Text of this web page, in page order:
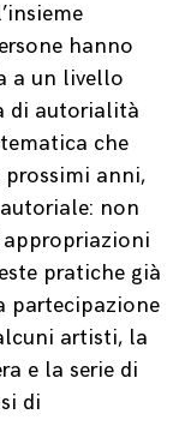
hanno
a un livello
di autorialità
che
anni,
non
pratiche già
partecipazione
artisti, la
e la serie di
di